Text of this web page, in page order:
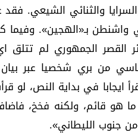
والثنائي الشيعي.
واشنطن بـ«الهجين».
القصر الجمهوري لم
من بري شخصيا عبر
ايجابا في بداية النص، لو
هو قائم، ولكنه فخخ،
جنوب الليطاني».